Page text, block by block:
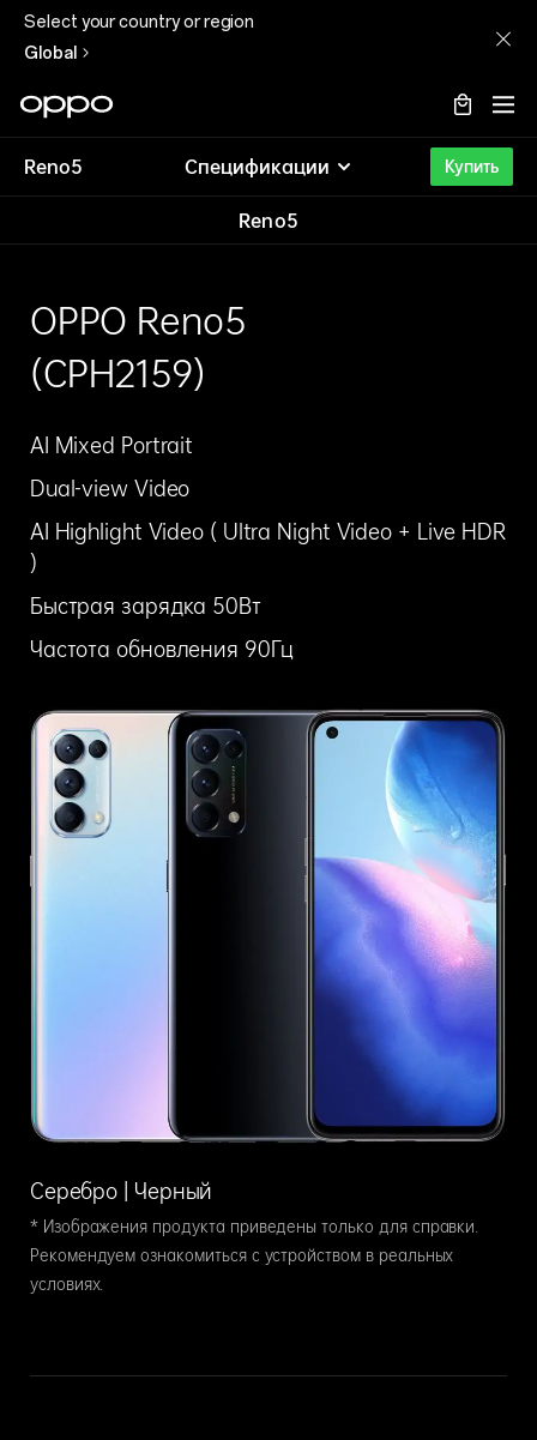
Select your country or region
Global
Reno5 Спецификации Купить
Reno5
Reno5
OPPO Reno5
(CPH2159)
AI Mixed Portrait
Dual-view Video
AI Highlight Video ( Ultra Night Video + Live HDR
)
Быстрая зарядка 50Вт
Частота обновления 90Гц
Серебро | Черный
* Изображения продукта приведены только для справки.
Рекомендуем ознакомиться с устройством в реальных
условиях.